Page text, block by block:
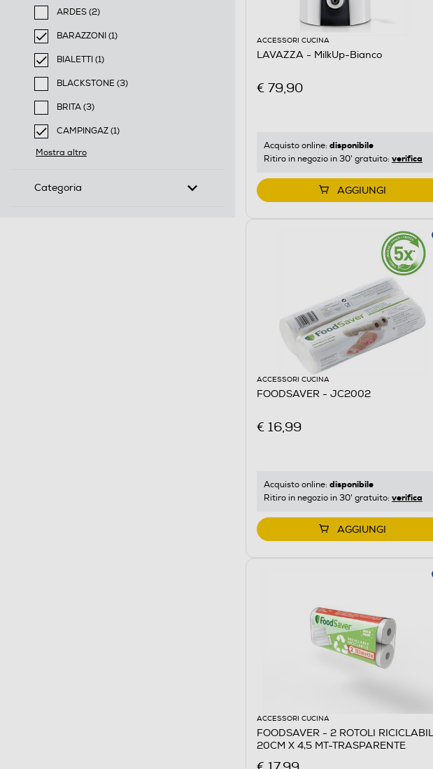
ARDES (2)
Filtra per Marca: ARDES
BARAZZONI (1)
selected Filtro applicato per Marca: BARAZZONI
BIALETTI (1)
selected Filtro applicato per Marca: BIALETTI
BLACKSTONE (3)
Filtra per Marca: BLACKSTONE
BRITA (3)
Filtra per Marca: BRITA
CAMPINGAZ (1)
selected Filtro applicato per Marca: CAMPINGAZ
Mostra altro
Categoria
ACCESSORI CUCINA
LAVAZZA - MilkUp-Bianco
€ 79,90
Acquisto online: disponibile
Ritiro in negozio in 30' gratuito: verifica
AGGIUNGI
ACCESSORI CUCINA
FOODSAVER - JC2002
€ 16,99
Acquisto online: disponibile
Ritiro in negozio in 30' gratuito: verifica
AGGIUNGI
ACCESSORI CUCINA
FOODSAVER - 2 ROTOLI
20CM X 4,5 MT-TRASPARENTE